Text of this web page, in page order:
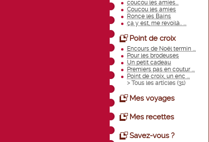
coucou les amies...
Coucou les amies
Ronce les Bains
ça y est, me revoilà.. ...
Point de croix
Encours de Noël termin ...
Pour les brodeuses
Un petit cadeau
Premiers pas en coutur ...
Point de croix, un enc ...
> Tous les articles (31)
Mes voyages
Mes recettes
Savez-vous ?